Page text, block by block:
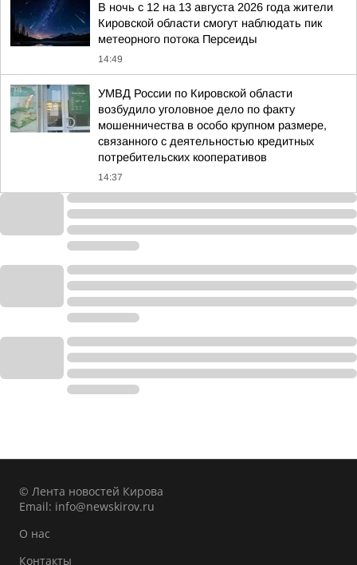
В ночь с 12 на 13 августа 2026 года жители
Кировской области смогут наблюдать пик
метеорного потока Персеиды
14:49
УМВД России по Кировской области
возбудило уголовное дело по факту
мошенничества в особо крупном размере,
связанного с деятельностью кредитных
потребительских кооперативов
14:37
© Лента новостей Кирова
Email: info@newskirov.ru
О нас
Контакты